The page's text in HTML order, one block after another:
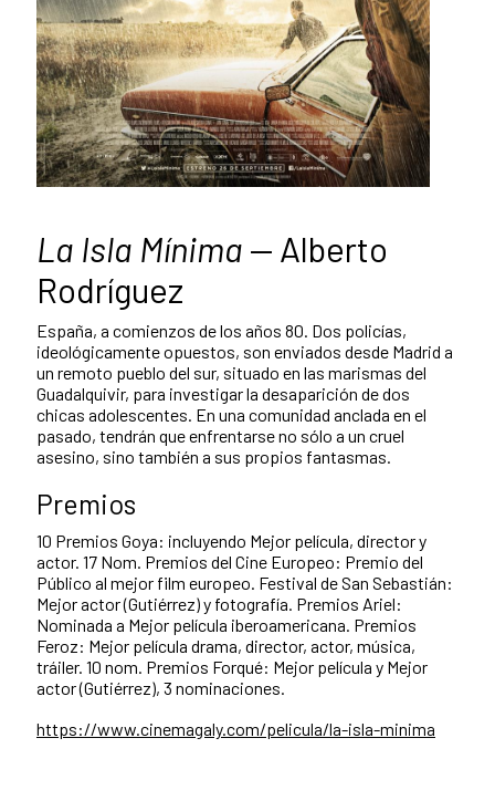
La Isla Mínima — Alberto
Rodríguez
España, a comienzos de los años 80. Dos policías,
ideológicamente opuestos, son enviados desde Madrid a
un remoto pueblo del sur, situado en las marismas del
Guadalquivir, para investigar la desaparición de dos
chicas adolescentes. En una comunidad anclada en el
pasado, tendrán que enfrentarse no sólo a un cruel
asesino, sino también a sus propios fantasmas.
Premios
10 Premios Goya: incluyendo Mejor película, director y
actor. 17 Nom. Premios del Cine Europeo: Premio del
Público al mejor film europeo. Festival de San Sebastián:
Mejor actor (Gutiérrez) y fotografía. Premios Ariel:
Nominada a Mejor película iberoamericana. Premios
Feroz: Mejor película drama, director, actor, música,
tráiler. 10 nom. Premios Forqué: Mejor película y Mejor
actor (Gutiérrez), 3 nominaciones.
https://www.cinemagaly.com/pelicula/la-isla-minima